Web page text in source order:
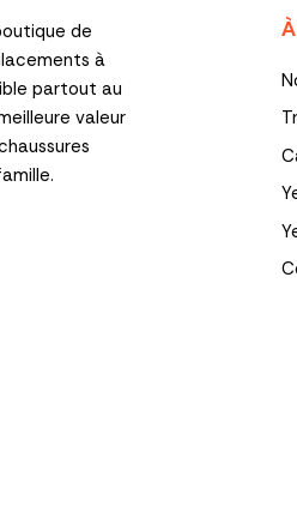
de
à
partout au
valeur